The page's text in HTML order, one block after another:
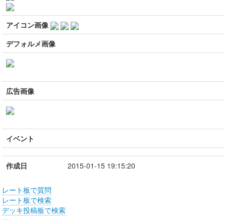
アイコン画像
デフォルメ画像
広告画像
イベント
作成日 2015-01-15 19:15:20
レート板で質問
レート板で検索
デッキ投稿板で検索